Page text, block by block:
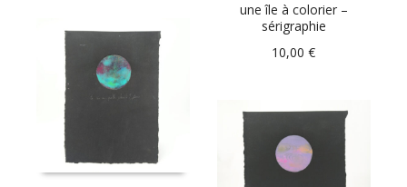
une île à colorier –
sérigraphie
10,00€